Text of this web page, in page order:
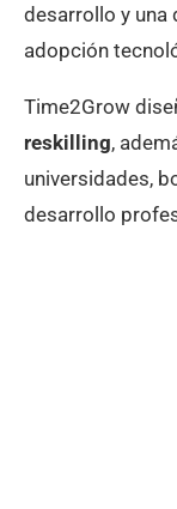
desarrollo y una
adopción
Time2Grow
reskilling,
universidades,
desarrollo